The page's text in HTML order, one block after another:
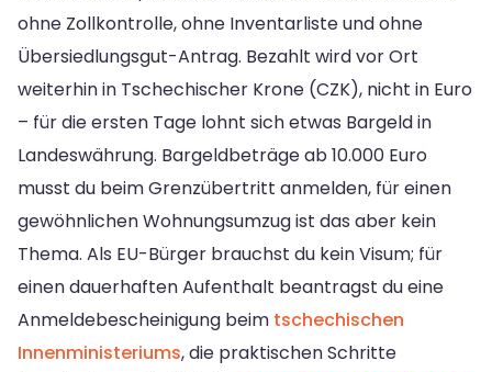
ohne Zollkontrolle, ohne Inventarliste und ohne
Übersiedlungsgut-Antrag. Bezahlt wird vor Ort
weiterhin in Tschechischer Krone (CZK), nicht in Euro
– für die ersten Tage lohnt sich etwas Bargeld in
Landeswährung. Bargeldbeträge ab 10.000 Euro
musst du beim Grenzübertritt anmelden, für einen
gewöhnlichen Wohnungsumzug ist das aber kein
Thema. Als EU-Bürger brauchst du kein Visum; für
einen dauerhaften Aufenthalt beantragst du eine
Anmeldebescheinigung beim tschechischen
Innenministeriums, die praktischen Schritte